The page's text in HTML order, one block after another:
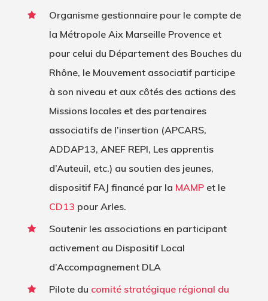
Organisme gestionnaire pour le compte de
la Métropole Aix Marseille Provence et
pour celui du Département des Bouches du
Rhône, le Mouvement associatif participe
à son niveau et aux côtés des actions des
Missions locales et des partenaires
associatifs de l’insertion (APCARS,
ADDAP13, ANEF REPI, Les apprentis
d’Auteuil, etc.) au soutien des jeunes,
dispositif FAJ financé par la MAMPet le
CD13 pour Arles.
Soutenir les associations en participant
activement au Dispositif Local
d’Accompagnement DLA
Pilote du comité stratégique régional du